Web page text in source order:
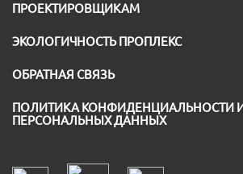
ПРОЕКТИРОВЩИКАМ
ЭКОЛОГИЧНОСТЬ ПРОПЛЕКС
ОБРАТНАЯ СВЯЗЬ
ПОЛИТИКА КОНФИДЕНЦИАЛЬНОСТИ
ПЕРСОНАЛЬНЫХ ДАННЫХ